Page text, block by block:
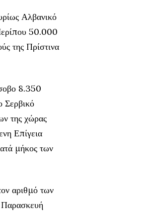
Αλβανικό
50.000
της Πρίστινα
8.350
Σερβικό
της χώρας
Επίγεια
μήκος των
αριθμό των
Παρασκευή